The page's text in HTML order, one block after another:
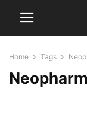
Home Tags
Neopharm